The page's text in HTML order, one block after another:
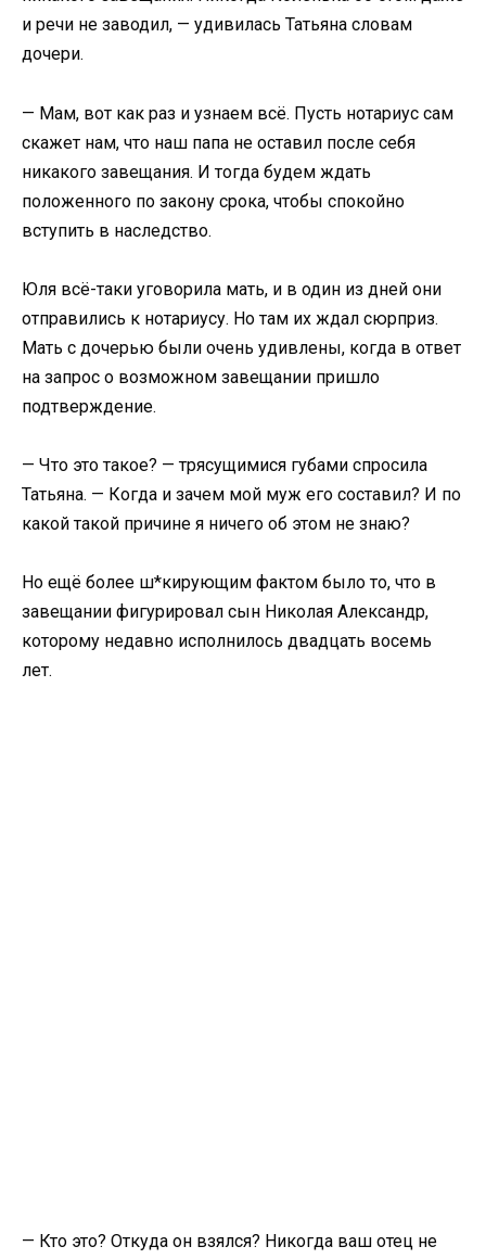
и речи не заводил, — удивилась Татьяна словам
дочери.
— Мам, вот как раз и узнаем всё. Пусть нотариус сам
скажет нам, что наш папа не оставил после себя
никакого завещания. И тогда будем ждать
положенного по закону срока, чтобы спокойно
вступить в наследство.
Юля всё-таки уговорила мать, и в один из дней они
отправились к нотариусу. Но там их ждал сюрприз.
Мать с дочерью были очень удивлены, когда в ответ
на запрос о возможном завещании пришло
подтверждение.
— Что это такое? — трясущимися губами спросила
Татьяна. — Когда и зачем мой муж его составил? И по
какой такой причине я ничего об этом не знаю?
Но ещё более ш*кирующим фактом было то, что в
завещании фигурировал сын Николая Александр,
которому недавно исполнилось двадцать восемь
лет.
— Кто это? Откуда он взялся? Никогда ваш отец не